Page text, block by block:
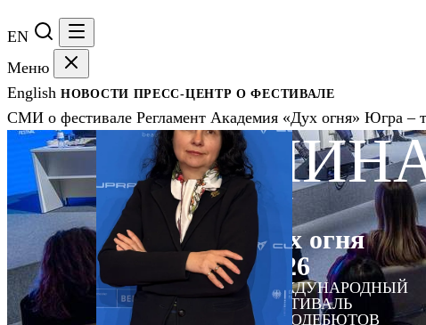
EN
Меню
English НОВОСТИ ПРЕСС-ЦЕНТРО ФЕСТИВАЛЕ
СМИ о фестивале Регламент Академия «Дух огня» Югра –
JURY
Дух огня
2026
МЕЖДУНАРОДНЫЙ
ФЕСТИВАЛЬ
КИНОДЕБЮТОВ